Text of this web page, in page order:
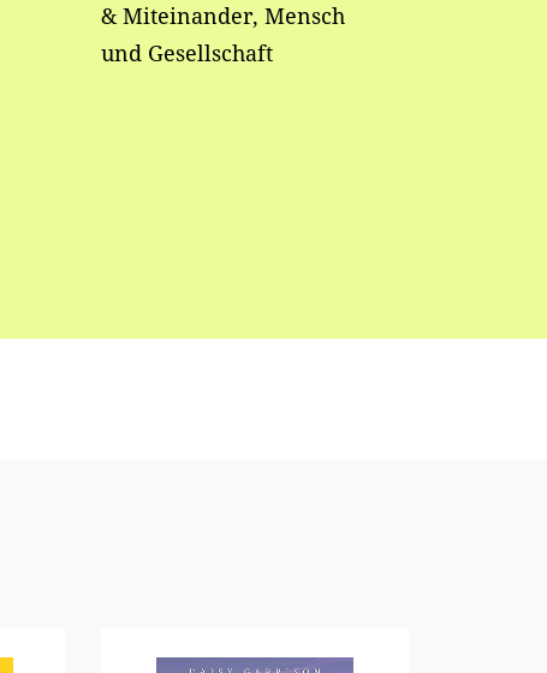
& Miteinander, Mensch
und Gesellschaft